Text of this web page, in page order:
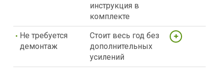
инструкция в
комплекте
Не требуется
демонтаж
Стоит весь год без
дополнительных
усилений